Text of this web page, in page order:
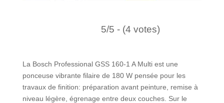
5/5 - (4 votes)
La Bosch Professional GSS 160-1 A Multi est une
ponceuse vibrante filaire de 180 W pensée pour les
travaux de finition: préparation avant peinture, remise à
niveau légère, égrenage entre deux couches. Sur le